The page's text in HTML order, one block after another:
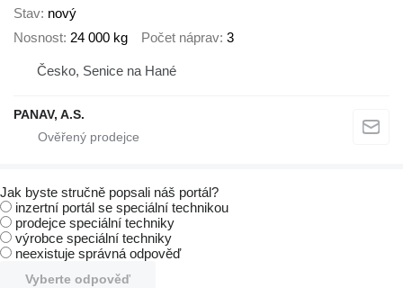
Stav nový
Nosnost 24 000 kg Počet náprav 3
Česko, Senice na Hané
PANAV, A.S.
Jak byste stručně popsali náš portál?
inzertní portál se speciální technikou
prodejce speciální techniky
výrobce speciální techniky
neexistuje správná odpověď
Vyberte odpověď